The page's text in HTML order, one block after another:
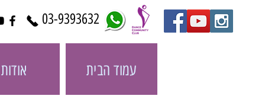
03-9393632
אודות עמוד הבית